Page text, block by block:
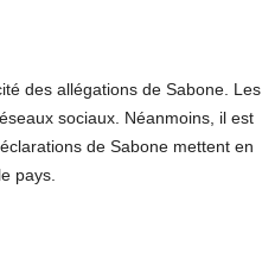
des allégations de Sabone. Les
sociaux. Néanmoins, il est
de Sabone mettent en
pays.